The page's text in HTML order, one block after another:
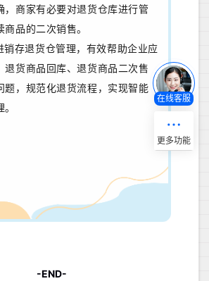
，商家有必要对退货仓库进行管
商品的二次销售。
销存退货仓管理，有效帮助企业应
退货商品回库、退货商品二次售
题，规范化退货流程，实现智能
-END-
在线客服